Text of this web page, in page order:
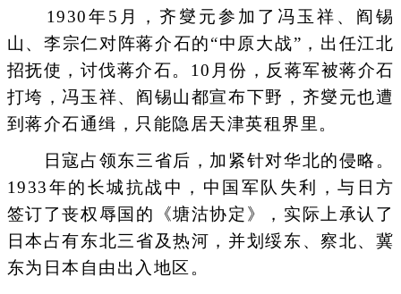
1930年5月，齐燮元参加了冯玉祥、阎锡
山、李宗仁对阵蒋介石的“中原大战”，出任江北
招抚使，讨伐蒋介石。10月份，反蒋军被蒋介石
打垮，冯玉祥、阎锡山都宣布下野，齐燮元也遭
到蒋介石通缉，只能隐居天津英租界里。
日寇占领东三省后，加紧针对华北的侵略。
1933年的长城抗战中，中国军队失利，与日方
签订了丧权辱国的《塘沽协定》，实际上承认了
日本占有东北三省及热河，并划绥东、察北、冀
东为日本自由出入地区。